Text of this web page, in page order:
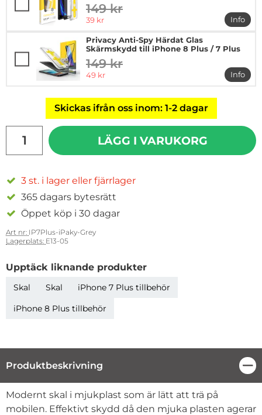
tidigare pris
149 kr
rea pris
39 kr
Info
mer
Privacy Anti-Spy Härdat Glas
Skärmskydd till iPhone 8 Plus / 7 Plus
tidigare pris
149 kr
rea pris
49 kr
Info
mer
Skickas ifrån oss inom: 1-2 dagar
LÄGG I VARUKORG
3 st. i lager eller fjärrlager
365 dagars bytesrätt
Öppet köp i 30 dagar
Art nr: IP7Plus-iPaky-Grey
Lagerplats: E13-05
Upptäck liknande produkter
Skal Skal
iPhone 7 Plus tillbehör
iPhone 8 Plus tillbehör
Produktbeskrivning
Produktbeskrivning
Modernt skal i mjukplast som är lätt att trä på
mobilen. Effektivt skydd då den mjuka plasten agerar